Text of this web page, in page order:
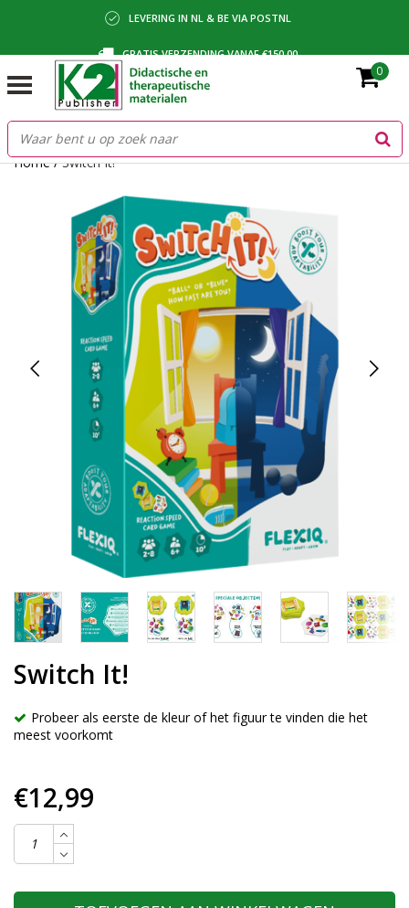
LEVERING IN NL & BE VIA POSTNL
GRATIS VERZENDING VANAF €150,00
BETALING VIA IDEAL, BANCONTACT OF FACTUUR
0
Home/Switch It!
Switch It!
Probeer als eerste de kleur of het figuur te vinden die het
meest voorkomt
€12,99